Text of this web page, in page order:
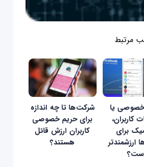
مرتبط
یا
کاربران،
برای
ارزشمندتر
شرکت‌ها تا چه اندازه
برای حریم خصوصی
کاربران ارزش قائل
هستند؟